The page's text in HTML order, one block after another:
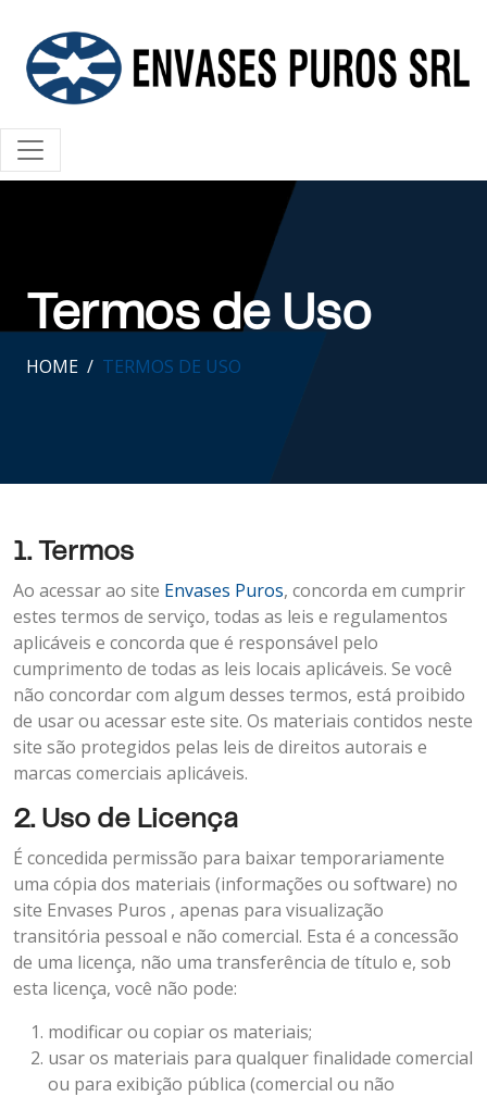
Termos de Uso
HOME TERMOS DE USO
1. Termos
Ao acessar ao site Envases Puros, concorda em cumprir
estes termos de serviço, todas as leis e regulamentos
aplicáveis e concorda que é responsável pelo
cumprimento de todas as leis locais aplicáveis. Se você
não concordar com algum desses termos, está proibido
de usar ou acessar este site. Os materiais contidos neste
site são protegidos pelas leis de direitos autorais e
marcas comerciais aplicáveis.
2. Uso de Licença
É concedida permissão para baixar temporariamente
uma cópia dos materiais (informações ou software) no
site Envases Puros , apenas para visualização
transitória pessoal e não comercial. Esta é a concessão
de uma licença, não uma transferência de título e, sob
esta licença, você não pode:
modificar ou copiar os materiais;
usar os materiais para qualquer finalidade comercial
ou para exibição pública (comercial ou não